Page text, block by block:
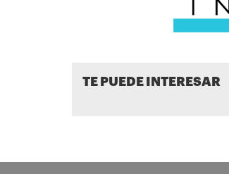
TE PUEDE INTERESAR